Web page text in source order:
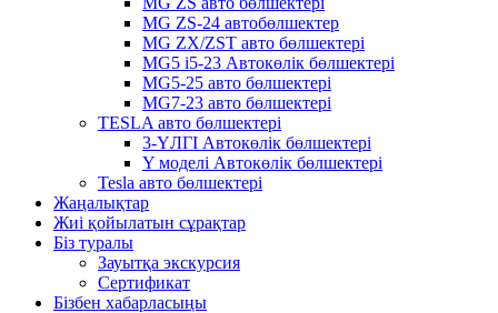
MG ZS-24 автобөлшектер
MG ZX/ZST авто бөлшектері
MG5 i5-23 Автокөлік бөлшектері
MG5-25 авто бөлшектері
MG7-23 авто бөлшектері
TESLA авто бөлшектері
3-ҮЛГІ Автокөлік бөлшектері
Y моделі Автокөлік бөлшектері
Tesla авто бөлшектері
Жаңалықтар
Жиі қойылатын сұрақтар
Біз туралы
Зауытқа экскурсия
Сертификат
Бізбен хабарласыңы